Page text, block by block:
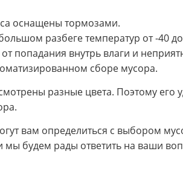
оснащены тормозами.
разбеге температур от -40
попадания внутрь влаги и
сборе мусора.
разные цвета. Поэтому его
вам определиться с выбором
мы будем рады ответить на ваши